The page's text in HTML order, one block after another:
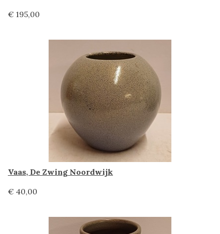
€ 195,00
Vaas, De Zwing Noordwijk
€ 40,00